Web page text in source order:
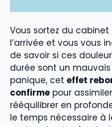
Vous sortez du
l’arrivée et vous vous
de savoir si ces
durée sont un mauvais
panique, cet effet
confirme pour
rééquilibrer en
le temps nécessaire à